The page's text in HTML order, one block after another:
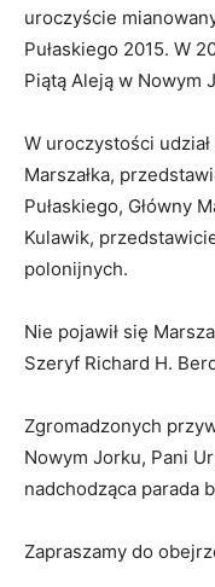
uroczyście
Pułaskiego 2015. W
Piątą Aleją w Nowym
W uroczystości
Marszałka,
Pułaskiego, Główny
Kulawik,
polonijnych.
Nie pojawił się
Szeryf Richard H.
Zgromadzonych
Nowym Jorku, Pani
nadchodząca parada
Zapraszamy do